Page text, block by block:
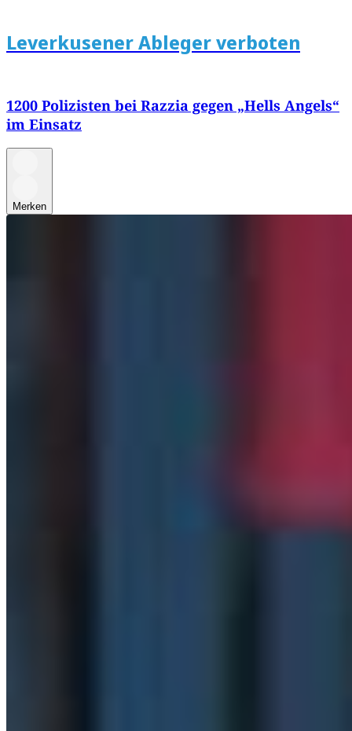
Leverkusener Ableger verboten
1200 Polizisten bei Razzia gegen „Hells Angels“
im Einsatz
Merken